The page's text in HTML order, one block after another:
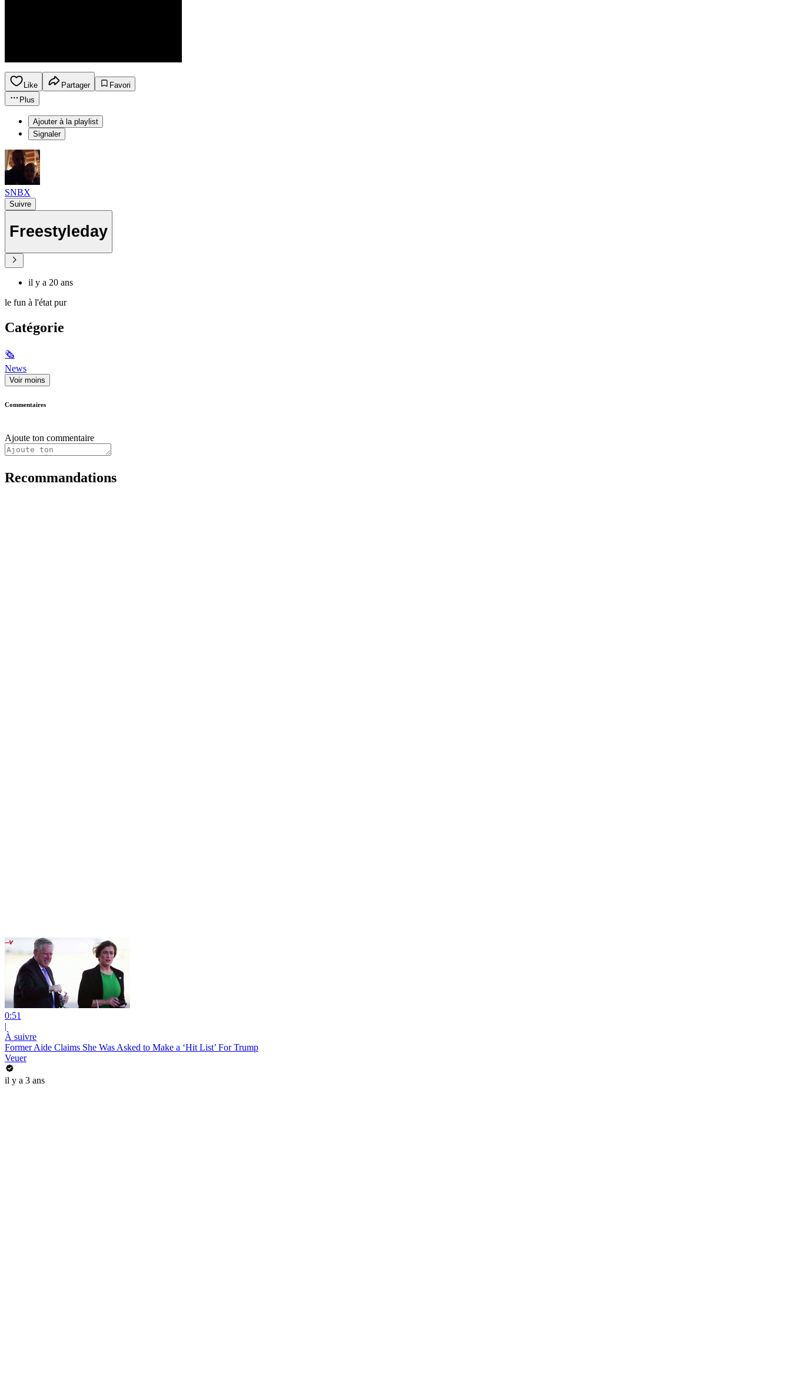
Like Partager
Favori
Plus
Ajouter à la playlist
Signaler
SNBX
Suivre
Freestyleday
il y a 20 ans
le fun à l'état pur
Catégorie
🗞
News
Voir moins
Commentaires
Ajoute ton commentaire
Recommandations
0:51
|
À suivre
Former Aide Claims She Was Asked to Make a ‘Hit List’ For Trump
Veuer
il y a 3 ans